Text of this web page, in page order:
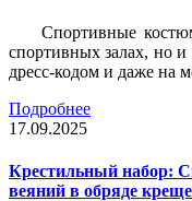
Спортивные
спортивных залах, но
дресс-кодом и даже на
Подробнее
17.09.2025
Крестильный набор:
веяний в обряде